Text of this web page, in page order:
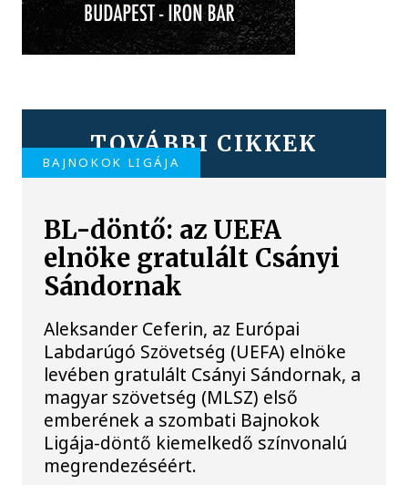
TOVÁBBI CIKKEK
BAJNOKOK LIGÁJA
BL-döntő: az UEFA
elnöke gratulált Csányi
Sándornak
Aleksander Ceferin, az Európai
Labdarúgó Szövetség (UEFA) elnöke
levében gratulált Csányi Sándornak, a
magyar szövetség (MLSZ) első
emberének a szombati Bajnokok
Ligája-döntő kiemelkedő színvonalú
megrendezéséért.